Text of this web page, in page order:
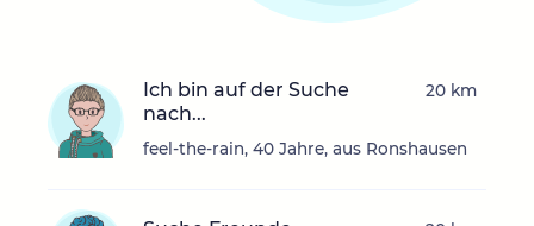
Ich bin auf der Suche
nach...
feel-the-rain, 40 Jahre, aus Ronshausen
20 km